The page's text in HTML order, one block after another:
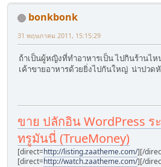
bonkbonk
31 พฤษภาคม 2011, 15:15:29
ถ้าเป็นผู้หญิงที่ทำอาหารเป็น ไปกินร้านไ
เค้าขายอาหารด้วยยิ่งไปกันใหญ่ น่าปวด
ขาย ปลักอิน WordPress ร
ทรูมันนี่ (TrueMoney)
[direct=http://listing.zaatheme.com/][/
[direct=http://watch.zaatheme.com/][/